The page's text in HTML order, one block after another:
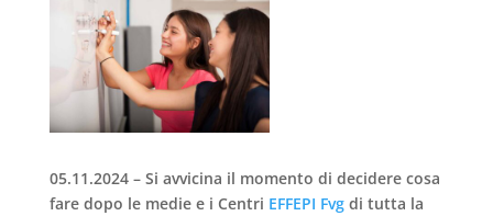
05.11.2024– Si avvicina il momento di decidere cosa
fare dopo le medie e i Centri EFFEPI Fvg di tutta la